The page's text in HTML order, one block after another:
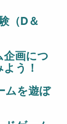
（D＆
企画につ
う！
ムを遊ぼ